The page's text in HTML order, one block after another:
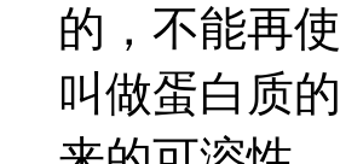
的，不能再
叫做蛋白质